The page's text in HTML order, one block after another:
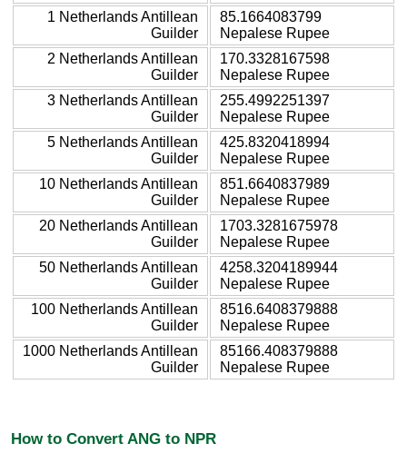
1 Netherlands Antillean
Guilder
85.1664083799
Nepalese Rupee
2 Netherlands Antillean
Guilder
170.3328167598
Nepalese Rupee
3 Netherlands Antillean
Guilder
255.4992251397
Nepalese Rupee
5 Netherlands Antillean
Guilder
425.8320418994
Nepalese Rupee
10 Netherlands Antillean
Guilder
851.6640837989
Nepalese Rupee
20 Netherlands Antillean
Guilder
1703.3281675978
Nepalese Rupee
50 Netherlands Antillean
Guilder
4258.3204189944
Nepalese Rupee
100 Netherlands Antillean
Guilder
8516.6408379888
Nepalese Rupee
1000 Netherlands Antillean
Guilder
85166.408379888
Nepalese Rupee
How to Convert ANG to NPR